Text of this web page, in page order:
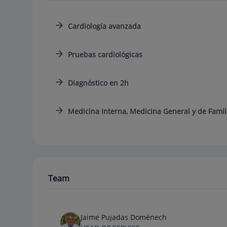
Cardiología avanzada
Pruebas cardiológicas
Diagnóstico en 2h
Medicina Interna, Medicina General y de
Team
Jaime Pujadas Domènech